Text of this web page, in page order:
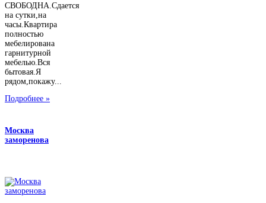
СВОБОДНА.Сдается
на сутки,на
часы.Квартира
полностью
мебелирована
гарнитурной
мебелью.Вся
бытовая.Я
рядом,покажу...
Подробнее »
Москва
заморенова